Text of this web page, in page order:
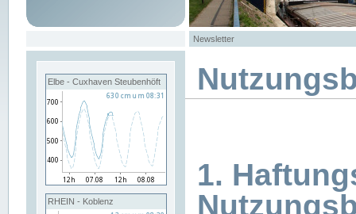
Newsletter
Elbe - Cuxhaven Steubenhöft
RHEIN - Koblenz
1.